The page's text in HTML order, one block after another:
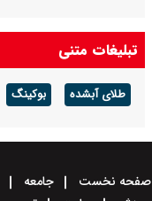
تبلیغات متنی
طلای آبشده بوکینگ
صفحه نخست جامعه